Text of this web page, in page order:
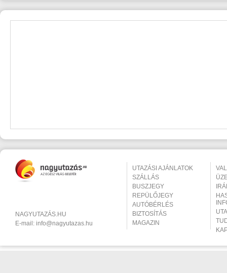
NAGYUTAZÁS.HU
E-mail: info@nagyutazas.hu
UTAZÁSI AJÁNLATOK
SZÁLLÁS
BUSZJEGY
REPÜLŐJEGY
AUTÓBÉRLÉS
BIZTOSÍTÁS
MAGAZIN